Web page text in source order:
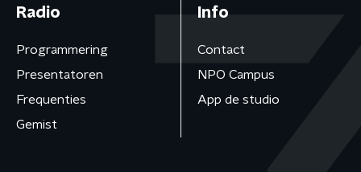
Radio
Programmering
Presentatoren
Frequenties
Gemist
Info
Contact
NPO Campus
App de studio